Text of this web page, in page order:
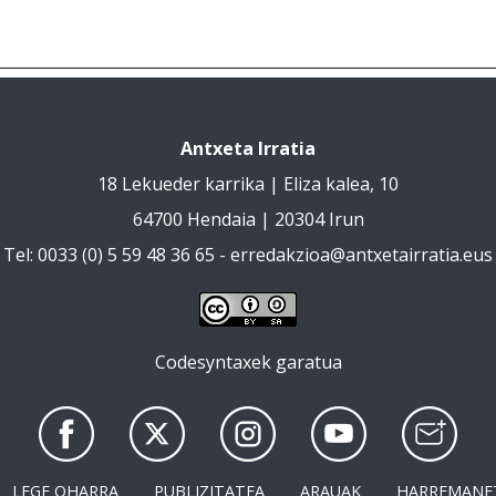
Antxeta Irratia
18 Lekueder karrika | Eliza kalea, 10
64700 Hendaia | 20304 Irun
Tel: 0033 (0) 5 59 48 36 65 - erredakzioa@antxetairratia.eus
Codesyntaxek garatua
LEGE OHARRA PUBLIZITATEA ARAUAK